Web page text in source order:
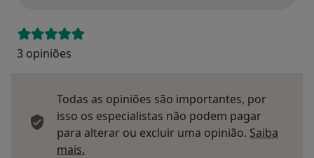
3 opiniões
Todas as opiniões são importantes, por
isso os especialistas não podem pagar
para alterar ou excluir uma opinião. Saiba
mais.